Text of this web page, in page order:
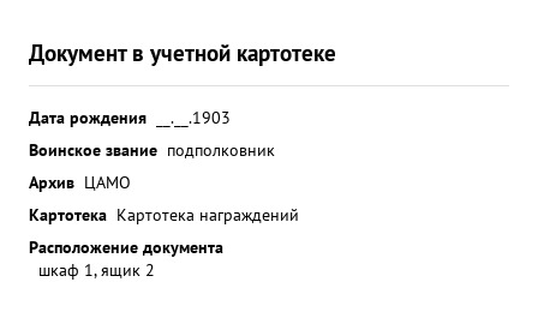
Документ в учетной картотеке
Дата рождения
__.__.1903
Воинское звание подполковник
Архив ЦАМО
Картотека Картотека награждений
Расположение документа
шкаф 1, ящик 2